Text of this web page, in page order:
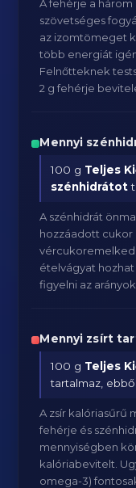
A fehérje a
szövetséges
az izomtömeget
több energiát
Felnőtteknek
2 g fehérje
Mennyi
100 g Teljes
szénhidrátot
A szénhidrát
hozzáadott cukor
ételvágyat
figyelni az
Mennyi zsírt
100 g Teljes
tartalmaz, ebből
A zsír kalóriasűrű
fehérje és
mennyiségben
kalóriabevitelt.
omega-3)